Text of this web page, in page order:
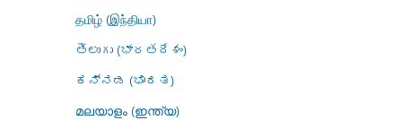
தமிழ் (இந்தியா)
తెలుగు (భారతదేశం)
ಕನ್ನಡ (ಭಾರತ)
മലയാളം (ഇന്ത്യ)